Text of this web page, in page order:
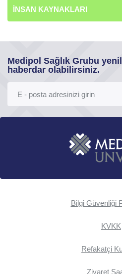
İNSAN KAYNAKLARI
Medipol Sağlık Grubu
haberdar olabilirsiniz.
Bilgi Güvenliği
KVKK
Refakatçi
Ziyaret